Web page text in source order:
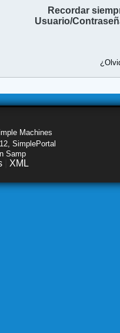
Recordar
Usuario/
Machines
SimplePortal
Samp
XML